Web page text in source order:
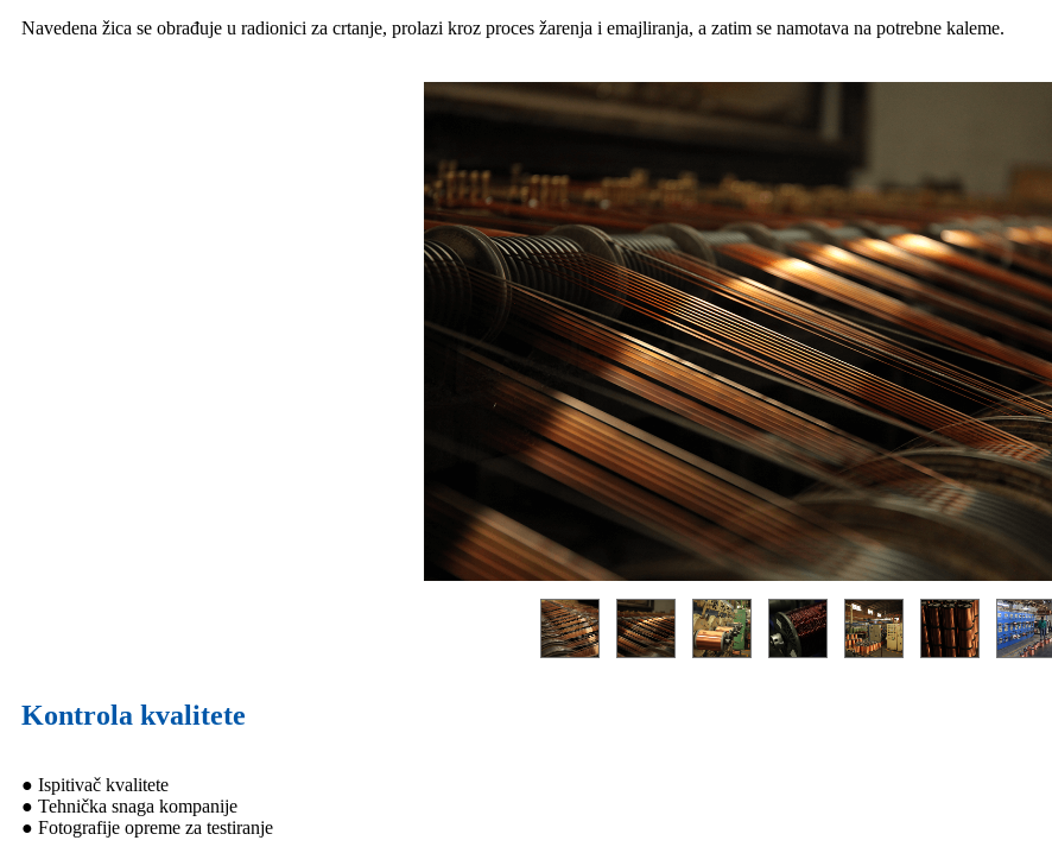
Navedena žica se obrađuje u radionici za crtanje, prolazi kroz proces žarenja i emajliranja, a zatim se namotava na potrebne kaleme.
Kontrola kvalitete
● Ispitivač kvalitete
● Tehnička snaga kompanije
● Fotografije opreme za testiranje